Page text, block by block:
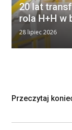
20 lat
rola H+H w
28 lipiec 2026
Przeczytaj